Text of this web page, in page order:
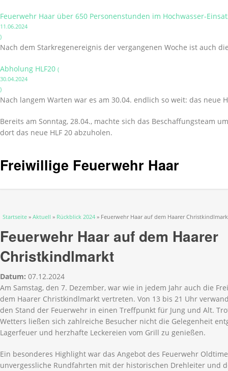
Feuerwehr Haar über 650 Personenstunden im Hochwasser-
11.06.2024
)
Nach dem Starkregenereignis der vergangenen Woche ist auch
Abholung HLF20 (
30.04.2024
)
Nach langem Warten war es am 30.04. endlich so weit: das
Bereits am Sonntag, 28.04., machte sich das Beschaffungsteam
dort das neue HLF 20 abzuholen.
Freiwillige Feuerwehr Haar
Sie sind hier
Startseite » Aktuell » Rückblick 2024 » Feuerwehr Haar auf dem Haarer
Feuerwehr Haar auf dem Haarer
Christkindlmarkt
Datum: 07.12.2024
Am Samstag, den 7. Dezember, war wie in jedem Jahr auch die
dem Haarer Christkindlmarkt vertreten. Von 13 bis 21 Uhr
den Stand der Feuerwehr in einen Treffpunkt für Jung und Alt.
Wetters ließen sich zahlreiche Besucher nicht die Gelegenheit
Lagerfeuer und herzhafte Leckereien vom Grill zu genießen.
Ein besonderes Highlight war das Angebot des Feuerwehr
unvergessliche Rundfahrten mit der historischen Drehleiter und